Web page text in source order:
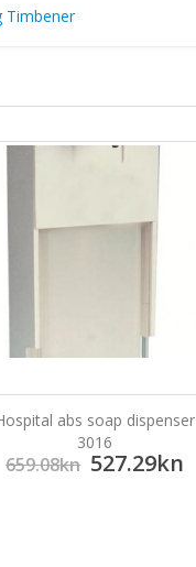
Timbener
abs soap dispenser
3016
659.08kn 527.29kn